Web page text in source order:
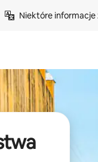
Niektóre informacje